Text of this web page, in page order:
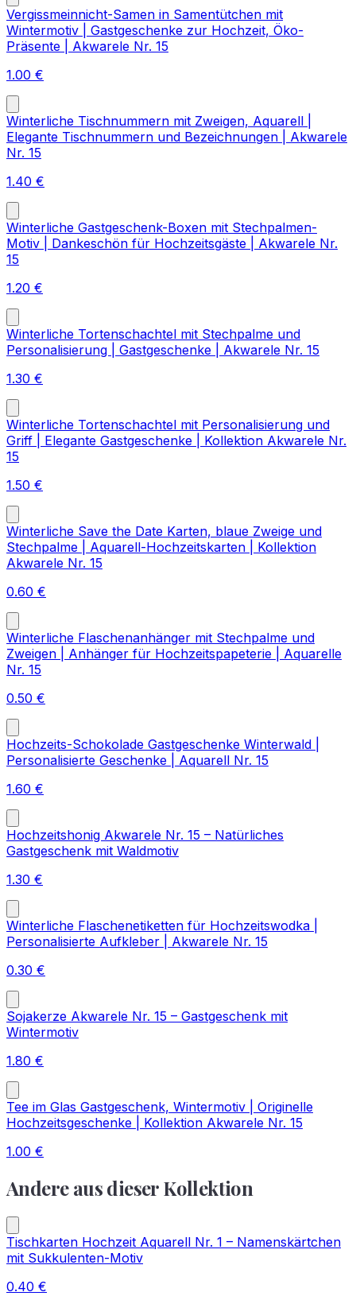
Vergissmeinnicht-Samen in Samentütchen mit
Wintermotiv | Gastgeschenke zur Hochzeit, Öko-
Präsente | Akwarele Nr. 15
1.00 €
Winterliche Tischnummern mit Zweigen, Aquarell |
Elegante Tischnummern und Bezeichnungen | Akwarele
Nr. 15
1.40 €
Winterliche Gastgeschenk-Boxen mit Stechpalmen-
Motiv | Dankeschön für Hochzeitsgäste | Akwarele Nr.
15
1.20 €
Winterliche Tortenschachtel mit Stechpalme und
Personalisierung | Gastgeschenke | Akwarele Nr. 15
1.30 €
Winterliche Tortenschachtel mit Personalisierung und
Griff | Elegante Gastgeschenke | Kollektion Akwarele Nr.
15
1.50 €
Winterliche Save the Date Karten, blaue Zweige und
Stechpalme | Aquarell-Hochzeitskarten | Kollektion
Akwarele Nr. 15
0.60 €
Winterliche Flaschenanhänger mit Stechpalme und
Zweigen | Anhänger für Hochzeitspapeterie | Aquarelle
Nr. 15
0.50 €
Hochzeits-Schokolade Gastgeschenke Winterwald |
Personalisierte Geschenke | Aquarell Nr. 15
1.60 €
Hochzeitshonig Akwarele Nr. 15 – Natürliches
Gastgeschenk mit Waldmotiv
1.30 €
Winterliche Flaschenetiketten für Hochzeitswodka |
Personalisierte Aufkleber | Akwarele Nr. 15
0.30 €
Sojakerze Akwarele Nr. 15 – Gastgeschenk mit
Wintermotiv
1.80 €
Tee im Glas Gastgeschenk, Wintermotiv | Originelle
Hochzeitsgeschenke | Kollektion Akwarele Nr. 15
1.00 €
Andere aus dieser Kollektion
Tischkarten Hochzeit Aquarell Nr. 1 – Namenskärtchen
mit Sukkulenten-Motiv
0.40 €